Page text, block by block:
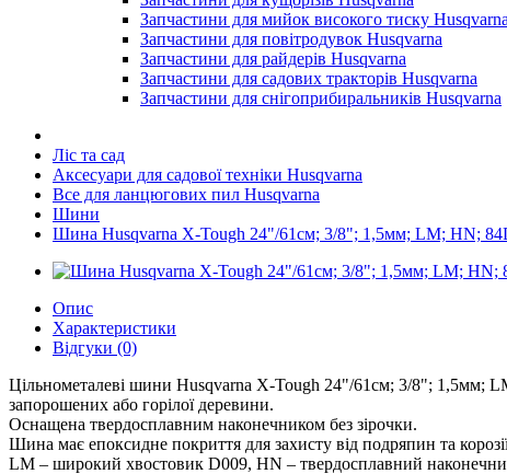
Запчастини для мийок високого тиску Husqvarna
Запчастини для повітродувок Husqvarna
Запчастини для райдерів Husqvarna
Запчастини для садових тракторів Husqvarna
Запчастини для снігоприбиральників Husqvarna
Ліс та сад
Аксесуари для садової техніки Husqvarna
Все для ланцюгових пил Husqvarna
Шини
Шина Husqvarna X-Tough 24"/61см; 3/8"; 1,5мм; LM; HN;
Опис
Характеристики
Відгуки (0)
Цільнометалеві шини Husqvarna X-Tough 24"/61см; 3/8"; 1,5мм;
запорошених або горілої деревини.
Оснащена твердосплавним наконечником без зірочки.
Шина має епоксидне покриття для захисту від подряпин та
LM – широкий хвостовик D009, HN – твердосплавний